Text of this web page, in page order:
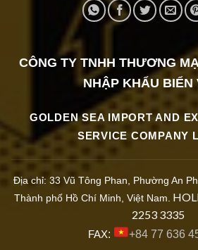
CÔNG TY TNHH THƯƠNG
NHẬP KHẨU BIỂN
GOLDEN SEA IMPORT AND
SERVICE COMPANY
Địa chỉ: 33 Vũ Tông Phan, Phường An
Thành phố Hồ Chí Minh, Việt Nam.
2253 3335
FAX: +84 77 636